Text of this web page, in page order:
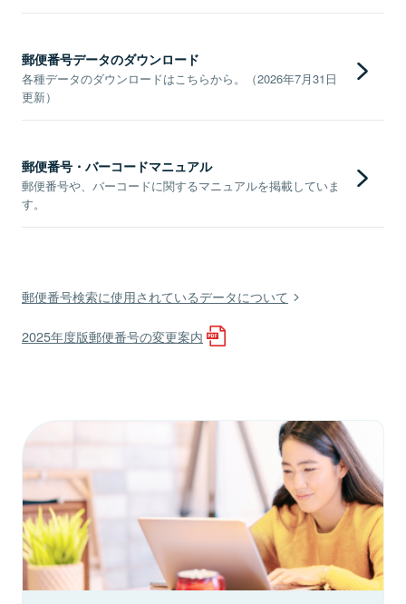
郵便番号データのダウンロード
各種データのダウンロードはこちらから。（2026年7月31日
更新）
郵便番号・バーコードマニュアル
郵便番号や、バーコードに関するマニュアルを掲載していま
す。
郵便番号検索に使用されているデータについて
2025年度版郵便番号の変更案内